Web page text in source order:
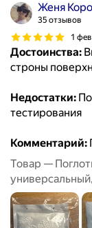
Женя
35 отзывов
1
Достоинства:
строны
Недостатки:
тестирования
Комментарий:
Товар —
набор 6 штук